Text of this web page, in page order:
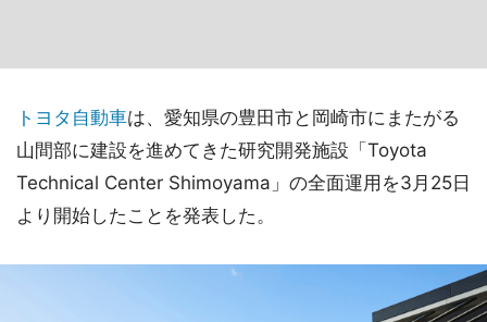
トヨタ 自動車は、愛知県の豊田市と岡崎市にまたがる
山間部に建設を進めてきた研究開発施設「Toyota
Technical Center Shimoyama」の全面運用を3月25日
より開始したことを発表した。